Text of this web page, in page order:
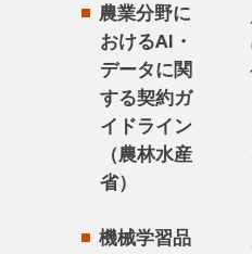
農業分野に
おけるAI・
データに関
する契約ガ
イドライン
（農林水産
省）
機械学習品